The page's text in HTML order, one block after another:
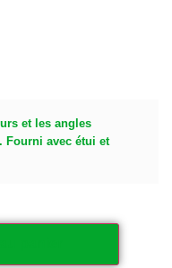
et les angles
Fourni avec étui et